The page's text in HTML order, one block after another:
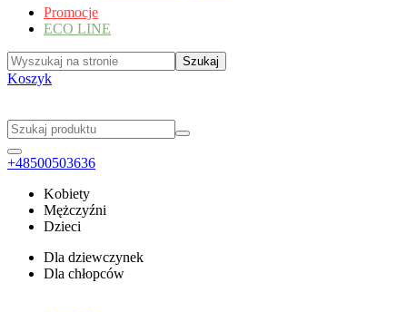
Promocje
ECO LINE
Koszyk
+48500503636
Kobiety
Mężczyźni
Dzieci
Dla dziewczynek
Dla chłopców